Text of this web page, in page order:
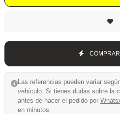
Las referencias pueden variar
vehículo. Si tienes dudas sobre la
antes de hacer el pedido por
en minutos.